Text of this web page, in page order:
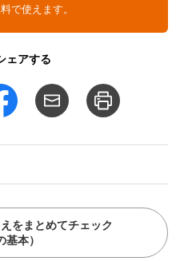
で使えます。
ェアする
をまとめてチェック
基本）